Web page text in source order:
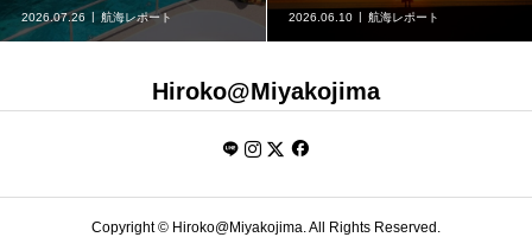
ト 2026.06.10 2026.05.31
Hiroko@Miyakojima
Copyright © Hiroko@Miyakojima. All Rights Reserved.